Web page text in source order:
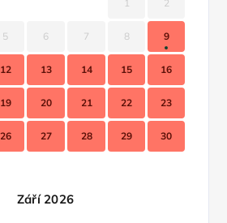
1 2
5 6 7 8 9
12 13 14 15 16
19 20 21 22 23
26 27 28 29 30
Září 2026